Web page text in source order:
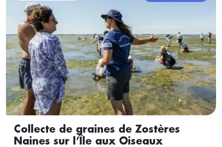
Collecte de graines de Zostères
Naines sur l’Île aux Oiseaux